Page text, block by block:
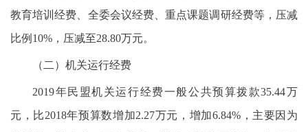
教育培训经费、全委会议经费、重点课题调研经费等，压减
比例10%，压减至28.80万元。
（二）机关运行经费
2019年民盟机关运行经费一般公共预算拨款35.44万
元，比2018年预算数增加2.27万元，增加6.84%，主要因为